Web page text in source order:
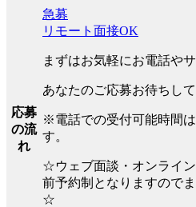
応募
の流
れ
急募
リモート面接OK
まずはお気軽にお電話や
あなたのご応募お待ちして
※電話での受付可能時間は
す。
☆ウェブ面談・オンライ
前予約制となりますので
☆